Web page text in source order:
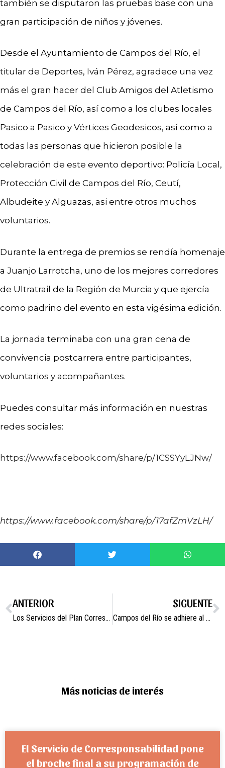
también se disputaron las pruebas base con una
gran participación de niños y jóvenes.
Desde el Ayuntamiento de Campos del Río, el
titular de Deportes, Iván Pérez, agradece una vez
más el gran hacer del Club Amigos del Atletismo
de Campos del Río, así como a los clubes locales
Pasico a Pasico y Vértices Geodesicos, así como a
todas las personas que hicieron posible la
celebración de este evento deportivo: Policía Local,
Protección Civil de Campos del Río, Ceutí,
Albudeite y Alguazas, asi entre otros muchos
voluntarios.
Durante la entrega de premios se rendía homenaje
a Juanjo Larrotcha, uno de los mejores corredores
de Ultratrail de la Región de Murcia y que ejercía
como padrino del evento en esta vigésima edición.
La jornada terminaba con una gran cena de
convivencia postcarrera entre participantes,
voluntarios y acompañantes.
Puedes consultar más información en nuestras
redes sociales:
https://www.facebook.com/share/p/1CSSYyLJNw/
https://www.facebook.com/share/p/17afZmVzLH/
ANTERIOR
Los Servicios del Plan Corresponsables impulsan la escuela de verano
SIGUENTE
Campos del Río se adhiere al Mecanismo Estatal de Pago a Proveedores para saldar sus deudas con autónomos y pymes locales
Más noticias de interés
El Servicio de Corresponsabilidad pone
el broche final a su programación de